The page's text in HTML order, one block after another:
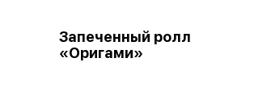
Запеченный ролл
«Оригами»